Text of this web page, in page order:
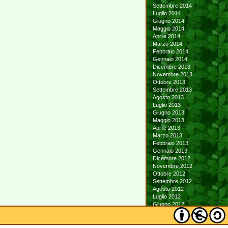
Settembre 2014
Luglio 2014
Giugno 2014
Maggio 2014
Aprile 2014
Marzo 2014
Febbraio 2014
Gennaio 2014
Dicembre 2013
Novembre 2013
Ottobre 2013
Settembre 2013
Agosto 2013
Luglio 2013
Giugno 2013
Maggio 2013
Aprile 2013
Marzo 2013
Febbraio 2013
Gennaio 2013
Dicembre 2012
Novembre 2012
Ottobre 2012
Settembre 2012
Agosto 2012
Luglio 2012
Giugno 2012
Maggio 2012
Aprile 2012